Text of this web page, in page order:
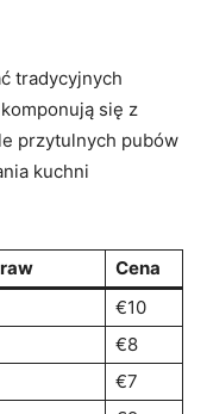
tradycyjnych
się z
przytulnych ⁣pubów
kuchni
Cena
€10
€8
€7